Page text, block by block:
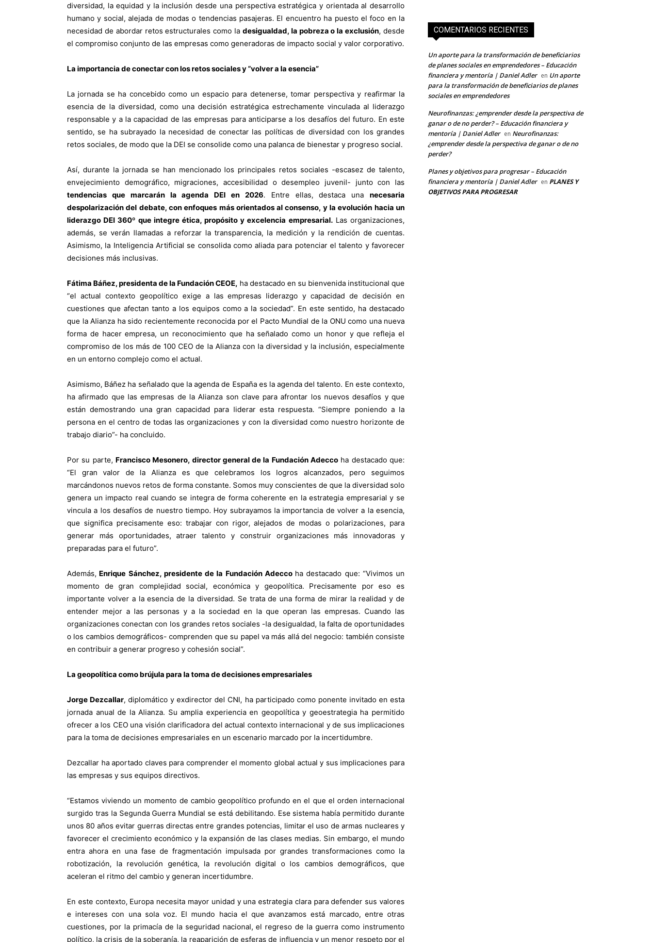
diversidad, la equidad y la inclusión desde una perspectiva estratégica y orientada al desarrollo
humano y social, alejada de modas o tendencias pasajeras. El encuentro ha puesto el foco en la
necesidad de abordar retos estructurales como la desigualdad, la pobreza o la exclusión, desde
el compromiso conjunto de las empresas como generadoras de impacto social y valor corporativo.
La importancia de conectar con los retos sociales y “volver a la esencia”
La jornada se ha concebido como un espacio para detenerse, tomar perspectiva y reafirmar la
esencia de la diversidad, como una decisión estratégica estrechamente vinculada al liderazgo
responsable y a la capacidad de las empresas para anticiparse a los desafíos del futuro. En este
sentido, se ha subrayado la necesidad de conectar las políticas de diversidad con los grandes
retos sociales, de modo que la DEI se consolide como una palanca de bienestar y progreso social.
Así, durante la jornada se han mencionado los principales retos sociales -escasez de talento,
envejecimiento demográfico, migraciones, accesibilidad o desempleo juvenil- junto con las
tendencias que marcarán la agenda DEI en 2026. Entre ellas, destaca unanecesaria
despolarización del debate, con enfoques más orientados al consenso, y la evolución hacia un
liderazgo DEI 360º que integre ética, propósito y excelencia empresarial.Las organizaciones,
además, se verán llamadas a reforzar la transparencia, la medición y la rendición de cuentas.
Asimismo, la Inteligencia Artificial se consolida como aliada para potenciar el talento y favorecer
decisiones más inclusivas.
Fátima Báñez, presidenta de la Fundación CEOE, ha destacado en su bienvenida institucional que
“el actual contexto geopolítico exige a las empresas liderazgo y capacidad de decisión en
cuestiones que afectan tanto a los equipos como a la sociedad”. En este sentido, ha destacado
que la Alianza ha sido recientemente reconocida por el Pacto Mundial de la ONU como una nueva
forma de hacer empresa, un reconocimiento que ha señalado como un honor y que refleja el
compromiso de los más de 100 CEO de la Alianza con la diversidad y la inclusión, especialmente
en un entorno complejo como el actual.
Asimismo, Báñez ha señalado que la agenda de España es la agenda del talento. En este contexto,
ha afirmado que las empresas de la Alianza son clave para afrontar los nuevos desafíos y que
están demostrando una gran capacidad para liderar esta respuesta. “Siempre poniendo a la
persona en el centro de todas las organizaciones y con la diversidad como nuestro horizonte de
trabajo diario”- ha concluido.
Por su parte, Francisco Mesonero, director general de la Fundación Adecco ha destacado que:
“El gran valor de la Alianza es que celebramos los logros alcanzados, pero seguimos
marcándonos nuevos retos de forma constante. Somos muy conscientes de que la diversidad solo
genera un impacto real cuando se integra de forma coherente en la estrategia empresarial y se
vincula a los desafíos de nuestro tiempo. Hoy subrayamos la importancia de volver a la esencia,
que significa precisamente eso: trabajar con rigor, alejados de modas o polarizaciones, para
generar más oportunidades, atraer talento y construir organizaciones más innovadoras y
preparadas para el futuro”.
Además, Enrique Sánchez, presidente de la Fundación Adecco ha destacado que: “Vivimos un
momento de gran complejidad social, económica y geopolítica. Precisamente por eso es
importante volver a la esencia de la diversidad. Se trata de una forma de mirar la realidad y de
entender mejor a las personas y a la sociedad en la que operan las empresas. Cuando las
organizaciones conectan con los grandes retos sociales -la desigualdad, la falta de oportunidades
o los cambios demográficos- comprenden que su papel va más allá del negocio: también consiste
en contribuir a generar progreso y cohesión social”.
La geopolítica como brújula para la toma de decisiones empresariales
Jorge Dezcallar, diplomático y exdirector del CNI, ha participado como ponente invitado en esta
jornada anual de la Alianza. Su amplia experiencia en geopolítica y geoestrategia ha permitido
ofrecer a los CEO una visión clarificadora del actual contexto internacional y de sus implicaciones
para la toma de decisiones empresariales en un escenario marcado por la incertidumbre.
Dezcallar ha aportado claves para comprender el momento global actual y sus implicaciones para
las empresas y sus equipos directivos.
“Estamos viviendo un momento de cambio geopolítico profundo en el que el orden internacional
surgido tras la Segunda Guerra Mundial se está debilitando. Ese sistema había permitido durante
unos 80 años evitar guerras directas entre grandes potencias, limitar el uso de armas nucleares y
favorecer el crecimiento económico y la expansión de las clases medias. Sin embargo, el mundo
entra ahora en una fase de fragmentación impulsada por grandes transformaciones como la
robotización, la revolución genética, la revolución digital o los cambios demográficos, que
aceleran el ritmo del cambio y generan incertidumbre.
En este contexto, Europa necesita mayor unidad y una estrategia clara para defender sus valores
e intereses con una sola voz. El mundo hacia el que avanzamos está marcado, entre otras
cuestiones, por la primacía de la seguridad nacional, el regreso de la guerra como instrumento
político, la crisis de la soberanía, la reaparición de esferas de influencia y un menor respeto por el
COMENTARIOS RECIENTES
Un aporte para la transformación de beneficiarios
de planes sociales en emprendedores – Educación
financiera y mentoría | Daniel Adler en Un aporte
para la transformación de beneficiarios de planes
sociales en emprendedores
Neurofinanzas: ¿emprender desde la perspectiva de
ganar o de no perder? – Educación financiera y
mentoría | Daniel Adler en Neurofinanzas:
¿emprender desde la perspectiva de ganar o de no
perder?
Planes y objetivos para progresar – Educación
financiera y mentoría | Daniel Adler en PLANES Y
OBJETIVOS PARA PROGRESAR